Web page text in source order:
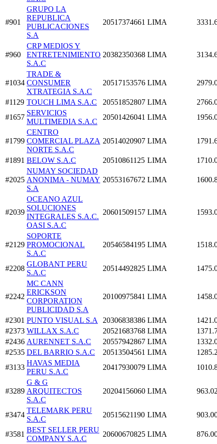
#901
GRUPO LA
REPUBLICA
PUBLICACIONES
S.A
20517374661 LIMA
#960
CRP MEDIOS Y
ENTRETENIMIENTO
S.A.C
20382350368 LIMA
#1034
TRADE &
CONSUMER
XTRATEGIA S.A.C
20517153576 LIMA
#1129 TOUCH LIMA S.A.C 20551852807 LIMA
#1657
SERVICIOS
MULTIMEDIA S.A.C
20501426041 LIMA
#1799
CENTRO
COMERCIAL PLAZA
NORTE S.A.C
20514020907 LIMA
#1891 BELOW S.A.C 20510861125 LIMA
#2025
NUMAY SOCIEDAD
ANONIMA - NUMAY
S.A
20553167672 LIMA
#2039
OCEANO AZUL
SOLUCIONES
INTEGRALES S.A.C.
OASI S.A.C
20601509157 LIMA
#2129
SOPORTE
PROMOCIONAL
S.A.C
20546584195 LIMA
#2208
GLOBANT PERU
S.A.C
20514492825 LIMA
#2242
MC CANN
ERICKSON
CORPORATION
PUBLICIDAD S.A
20100975841 LIMA
#2301 PUNTO VISUAL S.A 20306838386 LIMA
#2373 WILLAX S.A.C 20521683768 LIMA
#2436 AURENNET S.A.C 20557942867 LIMA
#2535 DEL BARRIO S.A.C 20513504561 LIMA
#3133
HAVAS MEDIA
PERU S.A.C
20417930079 LIMA
#3289
G & G
ARQUITECTOS
S.A.C
20204156060 LIMA
#3474
TELEMARK PERU
S.A.C
20515621190 LIMA
#3581
BEST SELLER PERU
COMPANY S.A.C
20600670825 LIMA